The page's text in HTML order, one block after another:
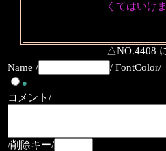
くてはいけ
△NO.4408
Name /
/ FontColor/
●
コメント/
/削除キー/